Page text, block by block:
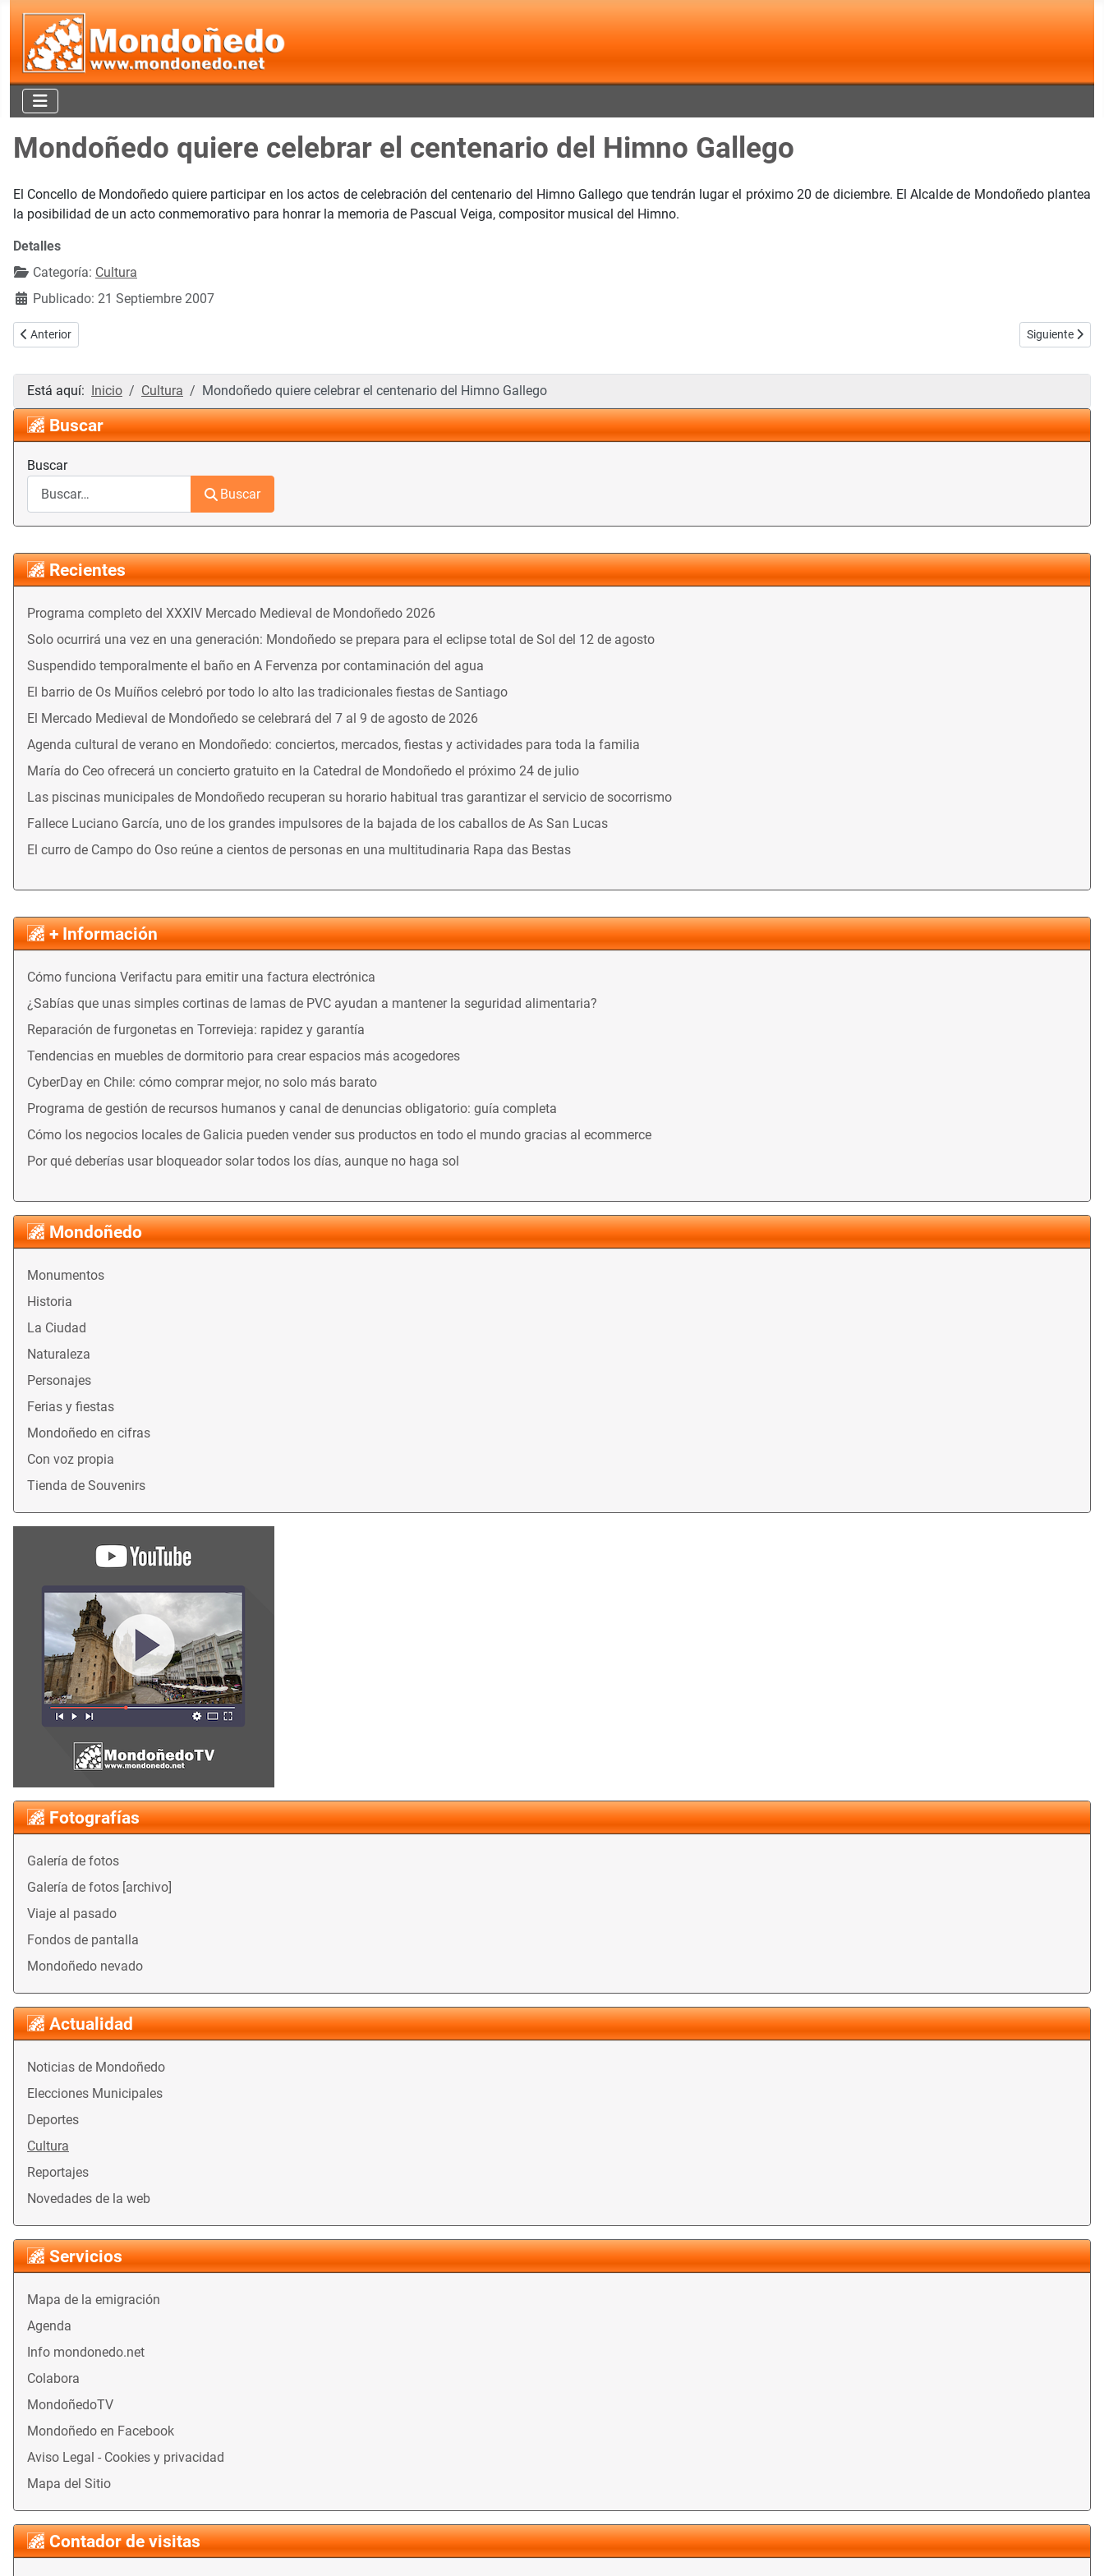
Mondoñedo
Monumentos
Historia
La Ciudad
Naturaleza
Personajes
Ferias y fiestas
Mondoñedo en cifras
Con voz propia
Tienda de Souvenirs
Fotografías
Galería de fotos
Galería de fotos [archivo]
Viaje al pasado
Fondos de pantalla
Mondoñedo nevado
Actualidad
Noticias de Mondoñedo
Elecciones Municipales
Deportes
Cultura
Reportajes
Novedades de la web
Servicios
Mapa de la emigración
Agenda
Info mondonedo.net
Colabora
MondoñedoTV
Mondoñedo en Facebook
Aviso Legal - Cookies y privacidad
Mapa del Sitio
Contador de visitas
Mondoñedo quiere celebrar el centenario del Himno Gallego
El Concello de Mondoñedo quiere participar en los actos de celebración del centenario del Himno Gallego que tendrán lugar el próximo 20 de diciembre. El Alcalde de Mondoñedo plantea
la posibilidad de un acto conmemorativo para honrar la memoria de Pascual Veiga, compositor musical del Himno.
Detalles
Categoría: Cultura
Publicado: 21 Septiembre 2007
Artículo anterior: Homenaje al Mago Merlín el próximo domingo
Anterior Artículo
Siguiente
Está aquí: Inicio Cultura Mondoñedo quiere celebrar el centenario del Himno Gallego
Buscar
Buscar
Buscar
Recientes
Programa completo del XXXIV Mercado Medieval de Mondoñedo 2026
Solo ocurrirá una vez en una generación: Mondoñedo se prepara para el eclipse total de Sol del 12 de agosto
Suspendido temporalmente el baño en A Fervenza por contaminación del agua
El barrio de Os Muíños celebró por todo lo alto las tradicionales fiestas de Santiago
El Mercado Medieval de Mondoñedo se celebrará del 7 al 9 de agosto de 2026
Agenda cultural de verano en Mondoñedo: conciertos, mercados, fiestas y actividades para toda la familia
María do Ceo ofrecerá un concierto gratuito en la Catedral de Mondoñedo el próximo 24 de julio
Las piscinas municipales de Mondoñedo recuperan su horario habitual tras garantizar el servicio de socorrismo
Fallece Luciano García, uno de los grandes impulsores de la bajada de los caballos de As San Lucas
El curro de Campo do Oso reúne a cientos de personas en una multitudinaria Rapa das Bestas
+ Información
Cómo funciona Verifactu para emitir una factura electrónica
¿Sabías que unas simples cortinas de lamas de PVC ayudan a mantener la seguridad alimentaria?
Reparación de furgonetas en Torrevieja: rapidez y garantía
Tendencias en muebles de dormitorio para crear espacios más acogedores
CyberDay en Chile: cómo comprar mejor, no solo más barato
Programa de gestión de recursos humanos y canal de denuncias obligatorio: guía completa
Cómo los negocios locales de Galicia pueden vender sus productos en todo el mundo gracias al ecommerce
Por qué deberías usar bloqueador solar todos los días, aunque no haga sol